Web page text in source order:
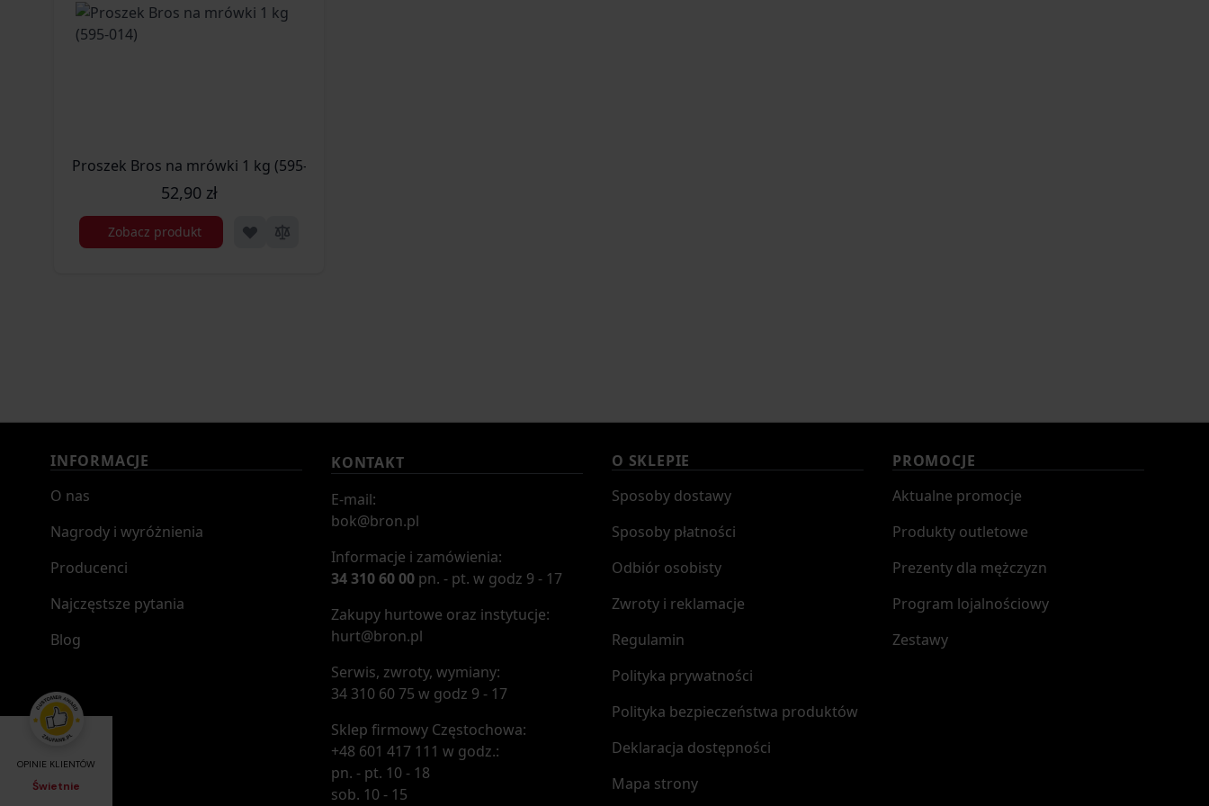
Proszek Bros na mrówki 1 kg (595-014)
52,90 zł
Zobacz produkt
OPINIE KLIENTÓW
Świetnie
INFORMACJE
O nas
Nagrody i wyróżnienia
Producenci
Najczęstsze pytania
Blog
KONTAKT
E-mail:
bok@bron.pl
Informacje i zamówienia:
34 310 60 00 pn. - pt. w godz 9 - 17
Zakupy hurtowe oraz instytucje:
hurt@bron.pl
Serwis, zwroty, wymiany:
34 310 60 75 w godz 9 - 17
Sklep firmowy Częstochowa:
+48 601 417 111 w godz.:
pn. - pt. 10 - 18
sob. 10 - 15
O SKLEPIE
Sposoby dostawy
Sposoby płatności
Odbiór osobisty
Zwroty i reklamacje
Regulamin
Polityka prywatności
Polityka bezpieczeństwa produktów
Deklaracja dostępności
Mapa strony
PROMOCJE
Aktualne promocje
Produkty outletowe
Prezenty dla mężczyzn
Program lojalnościowy
Zestawy